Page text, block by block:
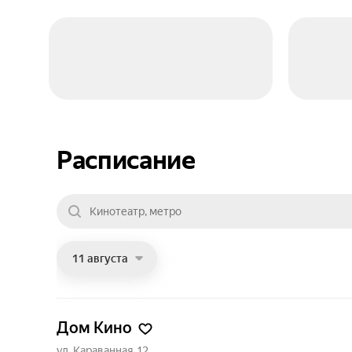
Расписание
11 августа
Дом Кино